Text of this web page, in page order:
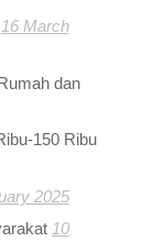
16 March
dan
150 Ribu
2025
10